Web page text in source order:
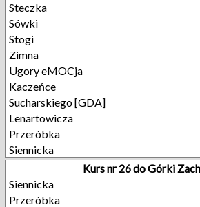
Steczka
Sówki
Stogi
Zimna
Ugory eMOCja
Kaczeńce
Sucharskiego [GDA]
Lenartowicza
Przeróbka
Siennicka
Kurs nr 26 do Górki
Siennicka
Przeróbka